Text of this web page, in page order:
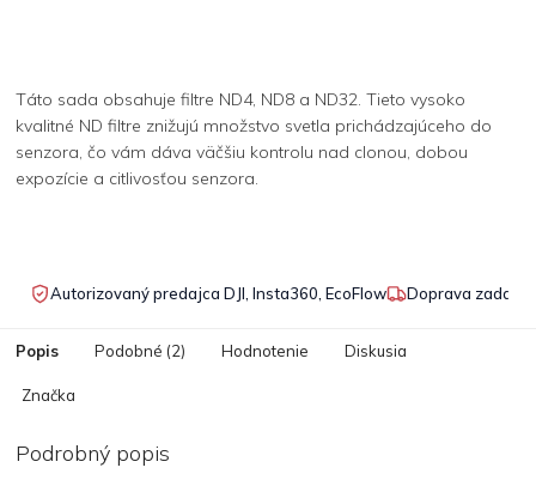
Táto sada obsahuje filtre ND4, ND8 a ND32. Tieto vysoko
kvalitné ND filtre znižujú množstvo svetla prichádzajúceho do
senzora, čo vám dáva väčšiu kontrolu nad clonou, dobou
expozície a citlivosťou senzora.
Autorizovaný predajca DJI, Insta360, EcoFlow Doprava
Popis Podobné (2) Hodnotenie Diskusia
Značka
Podrobný popis